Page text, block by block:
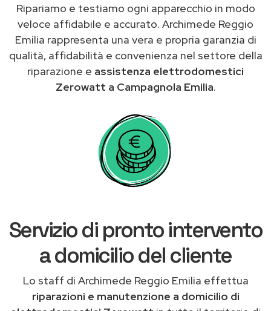
Ripariamo e testiamo ogni apparecchio in modo
veloce affidabile e accurato. Archimede Reggio
Emilia rappresenta una vera e propria garanzia di
qualità, affidabilità e convenienza nel settore della
riparazione e assistenza elettrodomestici
Zerowatt a Campagnola Emilia.
Servizio di pronto intervento
a domicilio del cliente
Lo staff di Archimede Reggio Emilia effettua
riparazioni e manutenzione a domicilio di